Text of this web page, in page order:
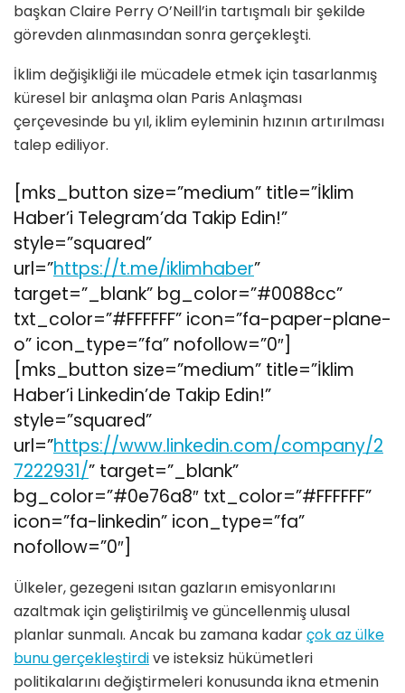
başkan Claire Perry O’Neill’in tartışmalı bir şekilde
görevden alınmasından sonra gerçekleşti.
İklim değişikliği ile mücadele etmek için tasarlanmış
küresel bir anlaşma olan Paris Anlaşması
çerçevesinde bu yıl, iklim eyleminin hızının artırılması
talep ediliyor.
[mks_button size=”medium” title=”İklim
Haber’i Telegram’da Takip Edin!”
style=”squared”
url=”https://t.me/iklimhaber”
target=”_blank” bg_color=”#0088cc”
txt_color=”#FFFFFF” icon=”fa-paper-plane-
o” icon_type=”fa” nofollow=”0″]
[mks_button size=”medium” title=”İklim
Haber’i Linkedin’de Takip Edin!”
style=”squared”
url=”https://www.linkedin.com/company/2
7222931/” target=”_blank”
bg_color=”#0e76a8″ txt_color=”#FFFFFF”
icon=”fa-linkedin” icon_type=”fa”
nofollow=”0″]
Ülkeler, gezegeni ısıtan gazların emisyonlarını
azaltmak için geliştirilmiş ve güncellenmiş ulusal
planlar sunmalı. Ancak bu zamana kadarçok az ülke
bunu gerçekleştirdive isteksiz hükümetleri
politikalarını değiştirmeleri konusunda ikna etmenin